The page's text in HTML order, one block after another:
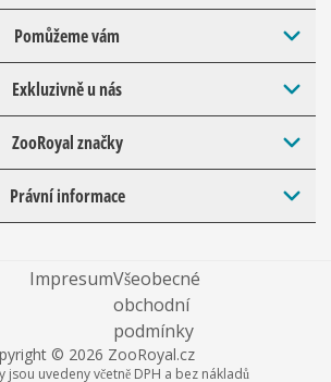
Pomůžeme vám
Exkluzivně u nás
ZooRoyal značky
Právní informace
ImpresumVšeobecné
obchodní
podmínky
© 2026 ZooRoyal.cz
jsou uvedeny včetně DPH a bez nákladů